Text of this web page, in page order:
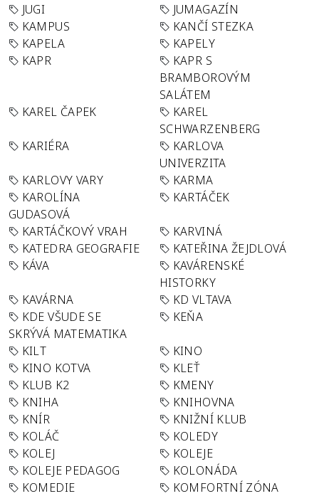
JUGI
JUMAGAZÍN
KAMPUS
KANČÍ STEZKA
KAPELA
KAPELY
KAPR
KAPR S
BRAMBOROVÝM
SALÁTEM
KAREL ČAPEK
KAREL
SCHWARZENBERG
KARIÉRA
KARLOVA
UNIVERZITA
KARLOVY VARY
KARMA
KAROLÍNA
GUDASOVÁ
KARTÁČEK
KARTÁČKOVÝ VRAH
KARVINÁ
KATEDRA GEOGRAFIE
KATEŘINA ŽEJDLOVÁ
KÁVA
KAVÁRENSKÉ
HISTORKY
KAVÁRNA
KD VLTAVA
KDE VŠUDE SE
SKRÝVÁ MATEMATIKA
KEŇA
KILT
KINO
KINO KOTVA
KLEŤ
KLUB K2
KMENY
KNIHA
KNIHOVNA
KNÍR
KNIŽNÍ KLUB
KOLÁČ
KOLEDY
KOLEJ
KOLEJE
KOLEJE PEDAGOG
KOLONÁDA
KOMEDIE
KOMFORTNÍ ZÓNA